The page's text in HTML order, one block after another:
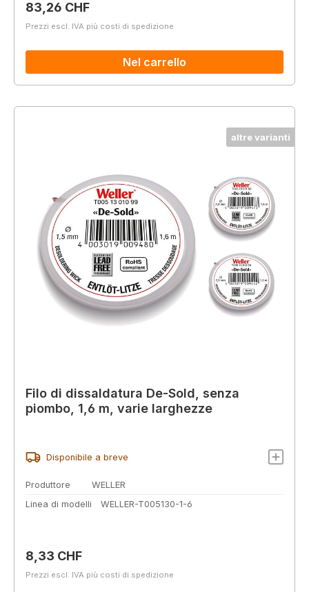
Prezzo normale:
83,26 CHF
Prezzi escl. IVA più costi di spedizione
Nel carrello
altre varianti
Filo di dissaldatura De-Sold, senza
piombo, 1,6 m, varie larghezze
Disponibile a breve
Produttore
WELLER
Linea di modelli
WELLER-T005130-1-6
Prezzo normale:
8,33 CHF
Prezzi escl. IVA più costi di spedizione